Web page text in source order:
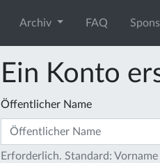
Archiv FAQ
Ein Konto
Öffentlicher Name
Erforderlich. Standard: